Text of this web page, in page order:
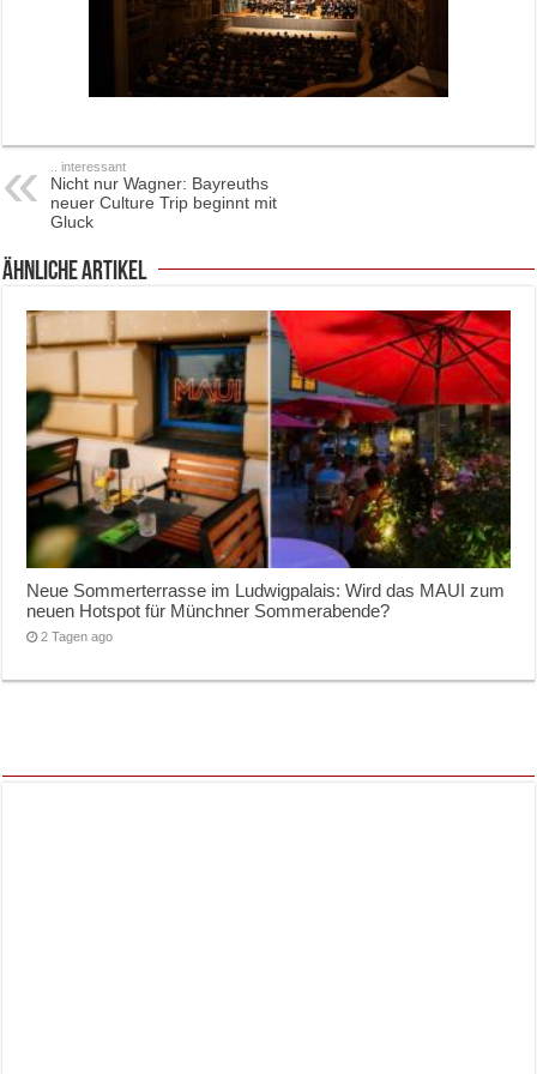
.. interessant
Nicht nur Wagner: Bayreuths
neuer Culture Trip beginnt mit
Gluck
ähnliche Artikel
Neue Sommerterrasse im Ludwigpalais: Wird das MAUI zum
neuen Hotspot für Münchner Sommerabende?
2 Tagen ago